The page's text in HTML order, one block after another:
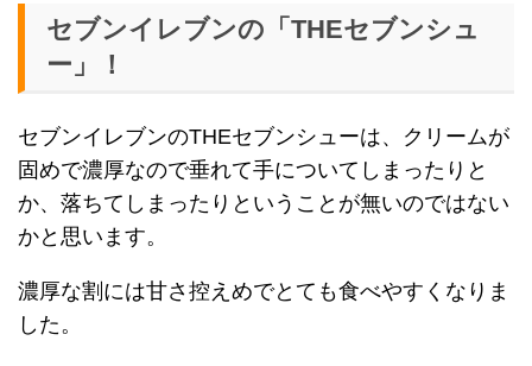
セブンイレブンの「THEセブンシュ
ー」！
セブンイレブンのTHEセブンシューは、クリームが
固めで濃厚なので垂れて手についてしまったりと
か、落ちてしまったりということが無いのではない
かと思います。
濃厚な割には甘さ控えめでとても食べやすくなりま
した。